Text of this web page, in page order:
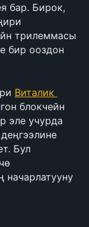
бар. Бирок,
трилеммасы
бир ооздон
Виталик
блокчейн
эле учурда
Бул